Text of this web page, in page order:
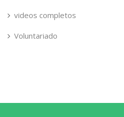
videos completos
Voluntariado